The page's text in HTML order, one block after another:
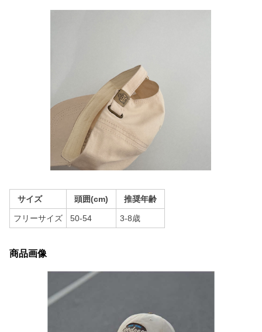
サイズ 頭囲(cm) 推奨年齢
フリーサイズ 50-54 3-8歳
商品画像